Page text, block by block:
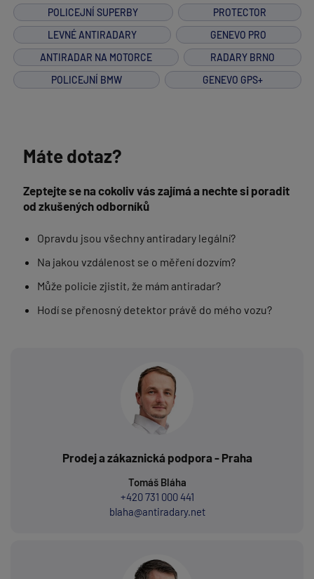
POLICEJNÍ SUPERBY
PROTECTOR
LEVNÉ ANTIRADARY
GENEVO PRO
ANTIRADAR NA MOTORCE
RADARY BRNO
POLICEJNÍ BMW
GENEVO GPS+
Máte dotaz?
Zeptejte se na cokoliv vás zajímá a nechte si poradit
od zkušených odborníků
Opravdu jsou všechny antiradary legální?
Na jakou vzdálenost se o měření dozvím?
Může policie zjistit, že mám antiradar?
Hodí se přenosný detektor právě do mého vozu?
Prodej a zákaznická podpora - Praha
Tomáš Bláha
+420 731 000 441
blaha@antiradary.net